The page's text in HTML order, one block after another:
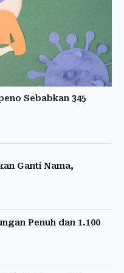
Sebabkan 345
Ganti Nama,
Penuh dan 1.100